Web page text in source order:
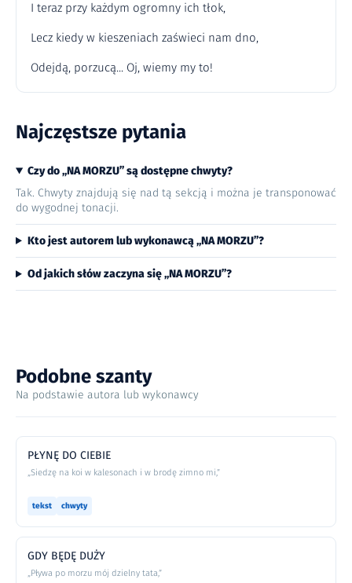
I teraz przy każdym ogromny ich tłok,
Lecz kiedy w kieszeniach zaświeci nam dno,
Odejdą, porzucą... Oj, wiemy my to!
Najczęstsze pytania
Czy do „NA MORZU” są dostępne chwyty?
Tak. Chwyty znajdują się nad tą sekcją i można je transponować
do wygodnej tonacji.
Kto jest autorem lub wykonawcą „NA MORZU”?
Od jakich słów zaczyna się „NA MORZU”?
Podobne szanty
Na podstawie autora lub wykonawcy
PŁYNĘ DO CIEBIE
„Siedzę na koi w kalesonach i w brodę zimno mi,”
tekst chwyty
GDY BĘDĘ DUŻY
„Pływa po morzu mój dzielny tata,”